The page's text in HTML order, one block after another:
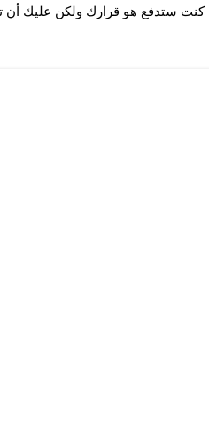
كنت ستدفع هو قرارك ولكن عليك أن